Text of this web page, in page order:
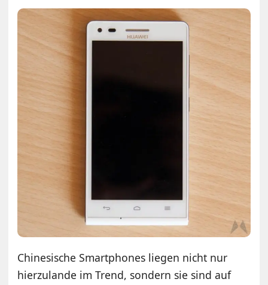
Chinesische Smartphones liegen nicht nur
hierzulande im Trend, sondern sie sind auf